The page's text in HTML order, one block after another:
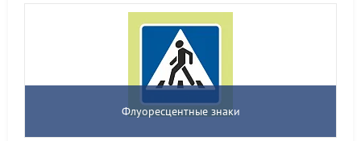
Флуоресцентные знаки